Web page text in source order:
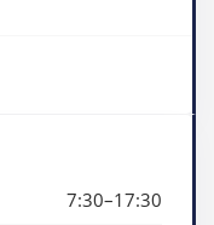
7:30–17:30